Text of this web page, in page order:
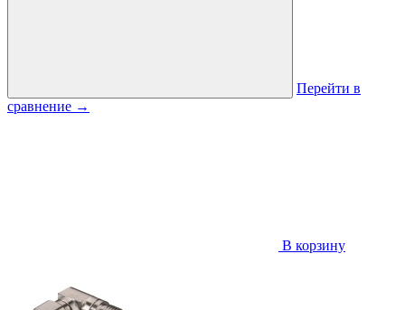
Перейти в
сравнение →
В корзину